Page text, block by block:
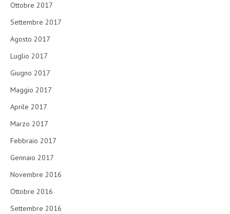
Ottobre 2017
Settembre 2017
Agosto 2017
Luglio 2017
Giugno 2017
Maggio 2017
Aprile 2017
Marzo 2017
Febbraio 2017
Gennaio 2017
Novembre 2016
Ottobre 2016
Settembre 2016